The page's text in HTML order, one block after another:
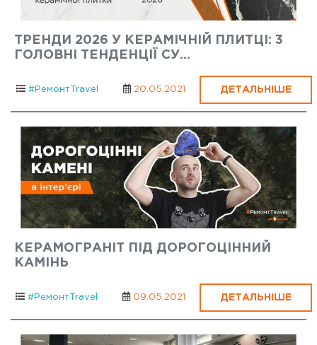
ТРЕНДИ 2026 У КЕРАМІЧНІЙ ПЛИТЦІ: 3
ГОЛОВНІ ТЕНДЕНЦІЇ СУ...
#РемонтTravel 20.05.2021 ДЕТАЛЬНІШЕ
КЕРАМОГРАНІТ ПІД ДОРОГОЦІННИЙ
КАМІНЬ
#РемонтTravel 09.05.2021 ДЕТАЛЬНІШЕ